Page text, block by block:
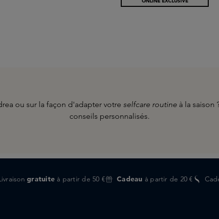
ou sur la façon d'adapter votre selfcare routineà la saison
conseils personnalisés.
gratuite à partir de 50 € Cadeau à partir de 20 €